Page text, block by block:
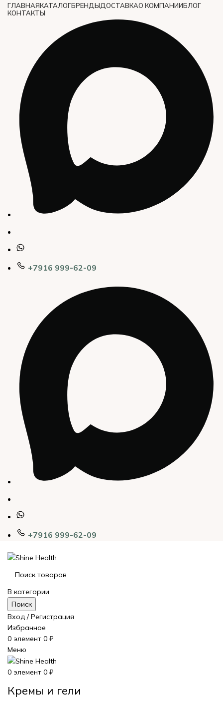
ГЛАВНАЯКАТАЛОГБРЕНДЫДОСТАВКАО КОМПАНИИБЛОГ
КОНТАКТЫ
+7916 999-62-09
+7916 999-62-09
В категории
Поиск
Вход / Регистрация
Избранное
0 элемент 0 ₽
Меню
0 элемент 0 ₽
Кремы и гели